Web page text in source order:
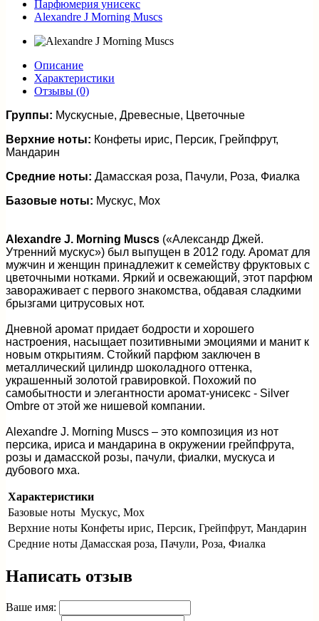
Парфюмерия унисекс
Alexandre J Morning Musсs
Описание
Характеристики
Отзывы (0)
Группы: Мускусные, Древесные, Цветочные
Верхние ноты: Конфеты ирис, Персик, Грейпфрут,
Мандарин
Средние ноты: Дамасская роза, Пачули, Роза, Фиалка
Базовые ноты: Мускус, Мох
Alexandre J. Morning Muscs («Александр Джей.
Утренний мускус») был выпущен в 2012 году. Аромат для
мужчин и женщин принадлежит к семейству фруктовых с
цветочными нотками. Яркий и освежающий, этот парфюм
завораживает с первого знакомства, обдавая сладкими
брызгами цитрусовых нот.
Дневной аромат придает бодрости и хорошего
настроения, насыщает позитивными эмоциями и манит к
новым открытиям. Стойкий парфюм заключен в
металлический цилиндр шоколадного оттенка,
украшенный золотой гравировкой. Похожий по
самобытности и элегантности аромат-унисекс - Silver
Ombre от этой же нишевой компании.
Alexandre J. Morning Muscs – это композиция из нот
персика, ириса и мандарина в окружении грейпфрута,
розы и дамасской розы, пачули, фиалки, мускуса и
дубового мха.
Характеристики
Базовые ноты Мускус, Мох
Верхние ноты Конфеты ирис, Персик, Грейпфрут, Мандарин
Средние ноты Дамасская роза, Пачули, Роза, Фиалка
Написать отзыв
Ваше имя: